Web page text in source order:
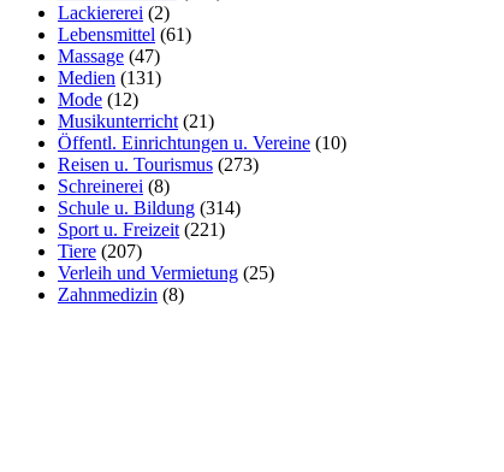
Lackiererei (2)
Lebensmittel (61)
Massage (47)
Medien (131)
Mode (12)
Musikunterricht (21)
Öffentl. Einrichtungen u. Vereine (10)
Reisen u. Tourismus (273)
Schreinerei (8)
Schule u. Bildung (314)
Sport u. Freizeit (221)
Tiere (207)
Verleih und Vermietung (25)
Zahnmedizin (8)